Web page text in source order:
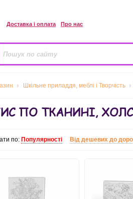
Доставка і оплата Про нас
Шкільне приладдя, меблі і Творчість
ПО ТКАНИНІ,
по: Популярності Від дешевих до